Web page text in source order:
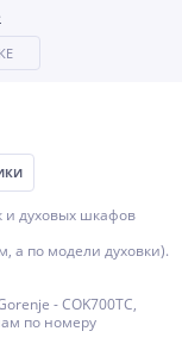
и духовых шкафов
а по модели духовки).
- COK700TC,
по номеру